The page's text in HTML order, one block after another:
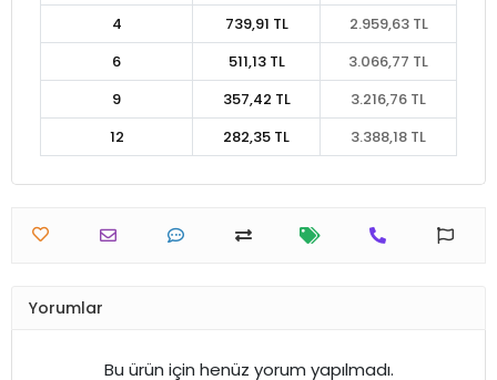
4
739,91 TL
2.959,63 TL
6
511,13 TL
3.066,77 TL
9
357,42 TL
3.216,76 TL
12
282,35 TL 3.388,18 TL
Yorumlar
Bu ürün için henüz yorum yapılmadı.